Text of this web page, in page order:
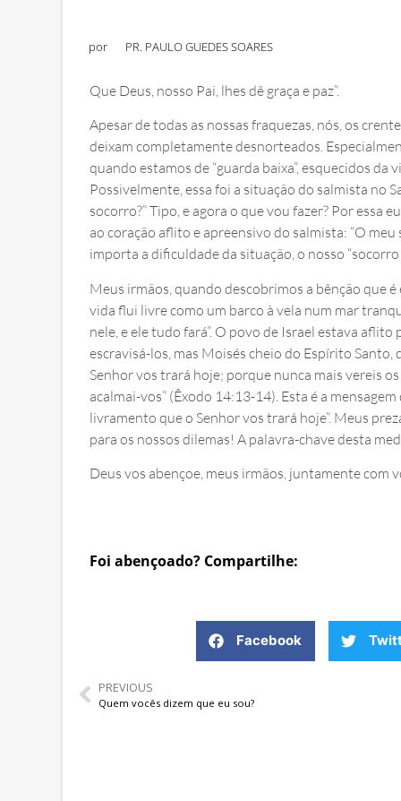
por PR. PAULO GUEDES SOARES
Que Deus, nosso Pai, lhes dê graça e paz”.
Apesar de todas as nossas fraquezas, nós, os
deixam completamente desnorteados.
quando estamos de “guarda baixa”, esquecidos
Possivelmente, essa foi a situação do salmista no
socorro?” Tipo, e agora o que vou fazer? Por essa
ao coração aflito e apreensivo do salmista: “O
importa a dificuldade da situação, o nosso “socorro
Meus irmãos, quando descobrimos a bênção que
vida flui livre como um barco à vela num mar
nele, e ele tudo fará”. O povo de Israel estava
escravisá-los, mas Moisés cheio do Espírito
Senhor vos trará hoje; porque nunca mais vereis
acalmai-vos” (Êxodo 14:13‭-‬14). Esta é a
livramento que o Senhor vos trará hoje”. Meus
para os nossos dilemas! A palavra-chave desta
Deus vos abençoe, meus irmãos, juntamente com
Foi abençoado? Compartilhe:
Facebook
PREVIOUS
Quem vocês dizem que eu sou?